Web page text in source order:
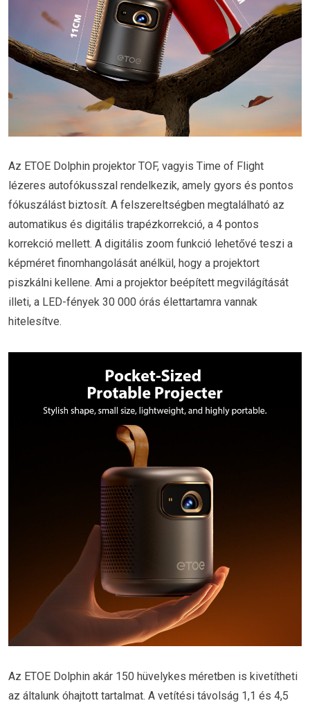
Az ETOE Dolphin projektor TOF, vagyis Time of Flight
lézeres autofókusszal rendelkezik, amely gyors és pontos
fókuszálást biztosít. A felszereltségben megtalálható az
automatikus és digitális trapézkorrekció, a 4 pontos
korrekció mellett. A digitális zoom funkció lehetővé teszi a
képméret finomhangolását anélkül, hogy a projektort
piszkálni kellene. Ami a projektor beépített megvilágítását
illeti, a LED-fények 30 000 órás élettartamra vannak
hitelesítve.
Az ETOE Dolphin akár 150 hüvelykes méretben is kivetítheti
az általunk óhajtott tartalmat. A vetítési távolság 1,1 és 4,5